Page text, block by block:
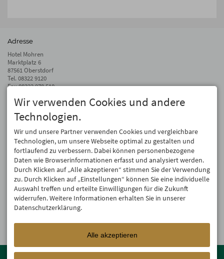
Adresse
Hotel Mohren
Marktplatz 6
87561 Oberstdorf
Tel. 08322 9120
Fax 08322 978 510
info@hotel-mohren.de
Auf dem Laufenden bleiben
Wir geben Ihre E-Mail-Adresse nicht weiter. Wir mögen auch keinen Spam.
Versprochen! Eine Abmeldung ist jederzeit möglich.
Anmelden
Mitglied der Oberstdorf Resort Familien mit den schönsten
Wir verwenden Cookies und andere
Technologien.
Wir und unsere Partner verwenden Cookies und vergleichbare
Technologien, um unsere Webseite optimal zu gestalten und
fortlaufend zu verbessern. Dabei können personenbezogene
Daten wie Browserinformationen erfasst und analysiert werden.
Durch Klicken auf „Alle akzeptieren“ stimmen Sie der Verwendung
zu. Durch Klicken auf „Einstellungen“ können Sie eine individuelle
Auswahl treffen und erteilte Einwilligungen für die Zukunft
widerrufen. Weitere Informationen erhalten Sie in unserer
Datenschutzerklärung.
Alle akzeptieren